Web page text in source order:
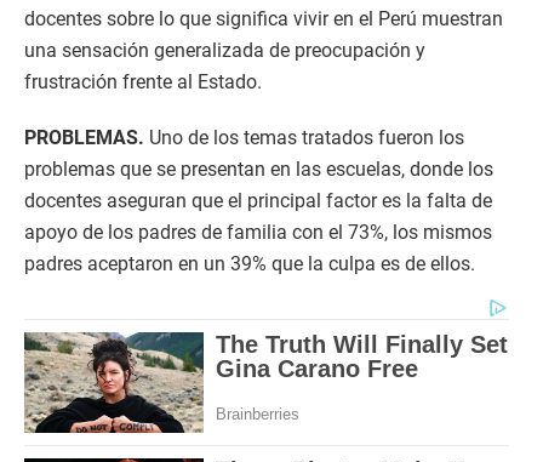
docentes sobre lo que significa vivir en el Perú muestran
una sensación generalizada de preocupación y
frustración frente al Estado.
PROBLEMAS. Uno de los temas tratados fueron los
problemas que se presentan en las escuelas, donde los
docentes aseguran que el principal factor es la falta de
apoyo de los padres de familia con el 73%, los mismos
padres aceptaron en un 39% que la culpa es de ellos.